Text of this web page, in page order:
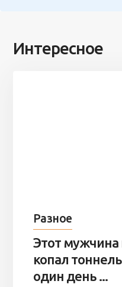
Интересное
Разное
Этот мужчина
копал
один день ...